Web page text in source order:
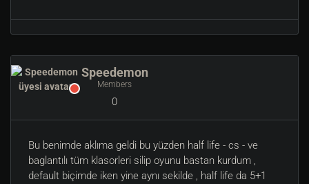
Speedemon
Members
0
Bu benimde aklıma geldi bu yüzden half life - cs - ve
baglantılı tüm klasorleri silip oyunu bastan kurdum ,
default biçimde iken yine aynı sekilde , half life da 5+1